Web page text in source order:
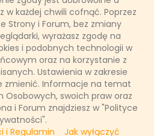
w każdej chwili cofnąć. Poprzez
Strony i Forum, bez zmiany
wyrażasz zgodę na
i podobnych technologii w
oraz na korzystanie z
Ustawienia w zakresie
zmienić. Informacje na temat
Osobowych, swoich praw oraz
i Forum znajdziesz w "Polityce
i Regulamin
Jak wyłączyć
RELACJE
www.tvnfakty.pl| Wszystkie prawa